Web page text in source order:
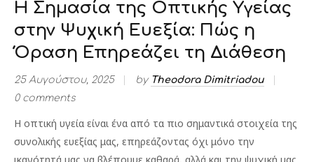
Η Σημασία της Οπτικής Υγείας
στην Ψυχική Ευεξία: Πώς η
Όραση Επηρεάζει τη Διάθεση
25 Αυγούστου, 2025 by Theodora Dimitriadou
0 comments
Η οπτική υγεία είναι ένα από τα πιο σημαντικά στοιχεία της
συνολικής ευεξίας μας, επηρεάζοντας όχι μόνο την